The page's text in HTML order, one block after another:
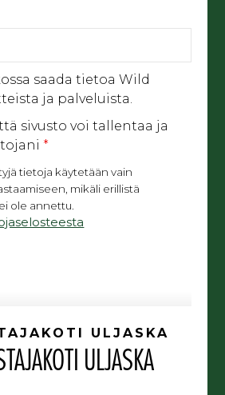
saada tietoa Wild
ja palveluista.
sivusto voi tallentaa ja
*
tietoja käytetään vain
mikäli erillistä
ole annettu.
ULJASKA
ULJASKA